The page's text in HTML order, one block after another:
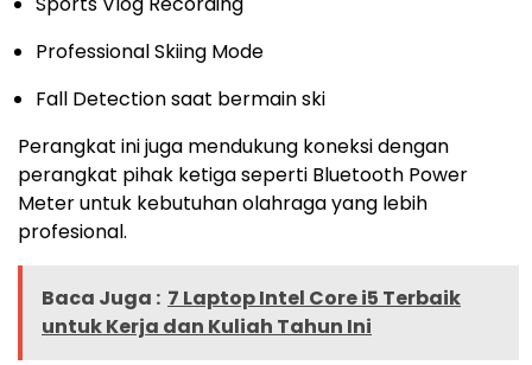
Professional Skiing Mode
Fall Detection saat bermain ski
Perangkat ini juga mendukung koneksi dengan
perangkat pihak ketiga seperti Bluetooth Power
Meter untuk kebutuhan olahraga yang lebih
profesional.
Baca Juga : 7 Laptop Intel Core i5 Terbaik
untuk Kerja dan Kuliah Tahun Ini